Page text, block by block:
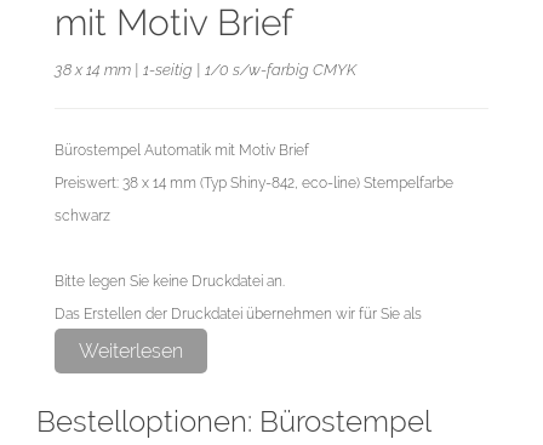
mit Motiv Brief
38 x 14 mm | 1-seitig | 1/0 s/w-farbig CMYK
Bürostempel Automatik mit Motiv Brief
Preiswert: 38 x 14 mm (Typ Shiny-842, eco-line) Stempelfarbe
schwarz
Bitte legen Sie keine Druckdatei an.
Das Erstellen der Druckdatei übernehmen wir für Sie als
exklusiven Service.
Weiterlesen
Bestelloptionen: Bürostempel